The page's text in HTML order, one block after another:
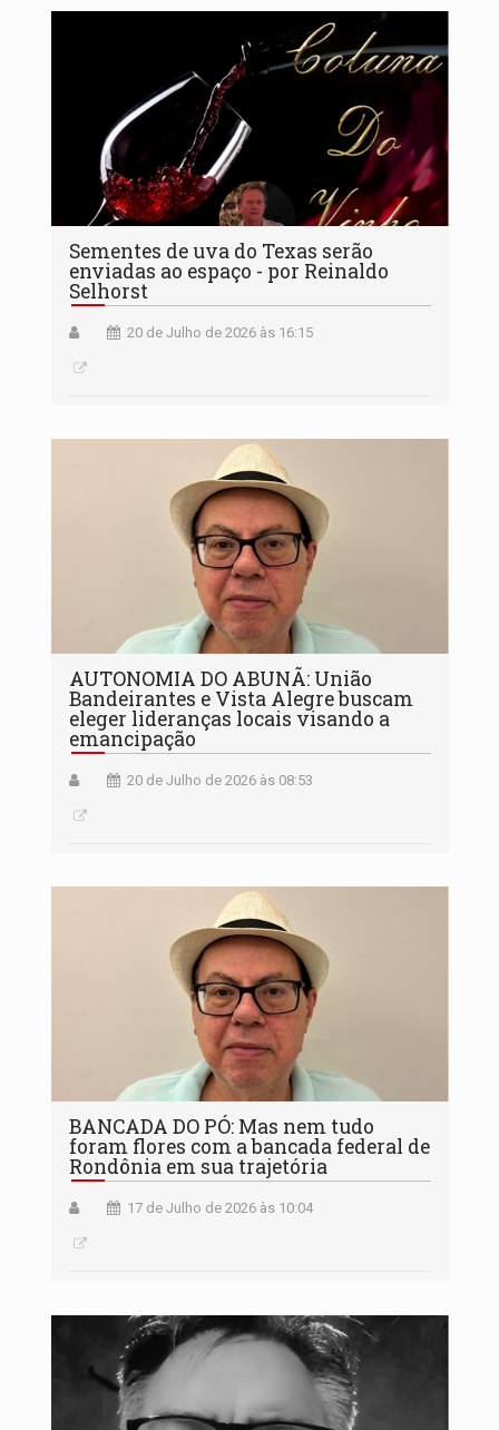
Sementes de uva do Texas serão
enviadas ao espaço - por Reinaldo
Selhorst
20 de Julho de 2026 às 16:15
AUTONOMIA DO ABUNÃ: União
Bandeirantes e Vista Alegre buscam
eleger lideranças locais visando a
emancipação
20 de Julho de 2026 às 08:53
BANCADA DO PÓ: Mas nem tudo
foram flores com a bancada federal de
Rondônia em sua trajetória
17 de Julho de 2026 às 10:04